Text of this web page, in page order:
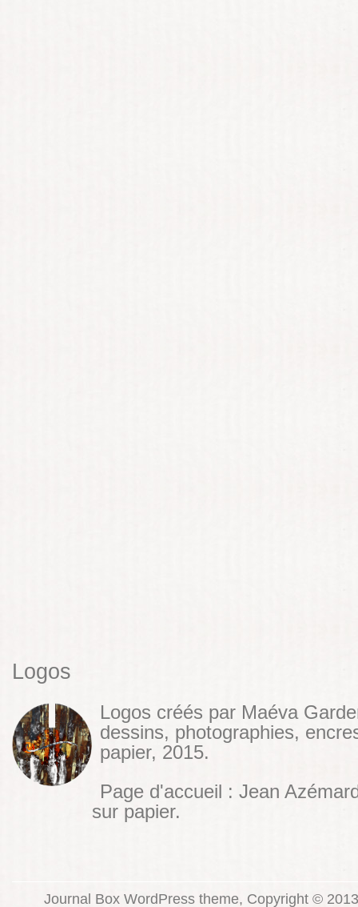
Logos
Logos créés par Maéva
dessins, photographies,
papier, 2015.
Page d'accueil : Jean
sur papier.
Journal Box WordPress theme, Copyright ©